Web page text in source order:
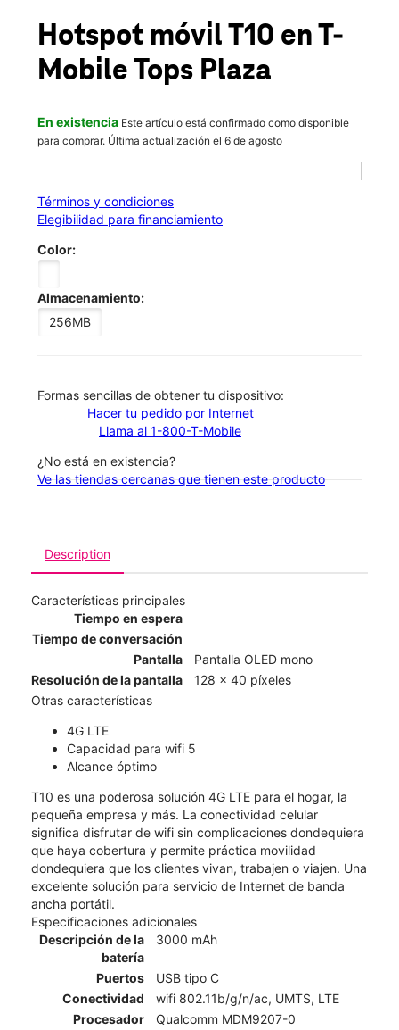
location_on
123 Grey Street East Aurora, NY 14052
Hotspot móvil T10 en T-
MobileTops Plaza
En existencia Este artículo está confirmado como disponible
para comprar. Última actualización el 6 de agosto
Términos y condiciones
Elegibilidad para financiamiento
Color:
Almacenamiento:
256MB
​​​​​​​Formas sencillas de obtener tu dispositivo:
Hacer tu pedido por Internet
Llama al 1-800-T-Mobile
¿No está en existencia?
Ve las tiendas cercanas que tienen este producto
Description
Características principales
Tiempo en espera
Tiempo de conversación
Pantalla
Pantalla OLED mono
Resolución de la pantalla
128 x 40 píxeles
Otras características
4G LTE
Capacidad para wifi 5
Alcance óptimo
T10 es una poderosa solución 4G LTE para el hogar, la
pequeña empresa y más. La conectividad celular
significa disfrutar de wifi sin complicaciones dondequiera
que haya cobertura y permite práctica movilidad
dondequiera que los clientes vivan, trabajen o viajen. Una
excelente solución para servicio de Internet de banda
ancha portátil.
Especificaciones adicionales
Descripción de la
batería
3000 mAh
Puertos
USB tipo C
Conectividad
wifi 802.11b/g/n/ac, UMTS, LTE
Procesador
Qualcomm MDM9207-0